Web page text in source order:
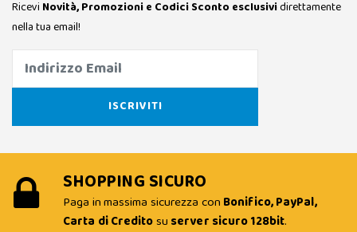
Ricevi Novità, Promozioni e Codici Sconto esclusividirettamente
nella tua email!
SHOPPING SICURO
Paga in massima sicurezza con Bonifico, PayPal,
Carta di Creditosu server sicuro 128bit.